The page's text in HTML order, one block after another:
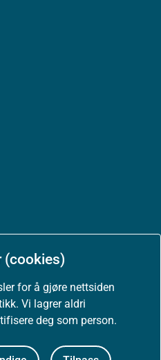
(cookies)
for å gjøre nettsiden
Vi lagrer aldri
deg som person.